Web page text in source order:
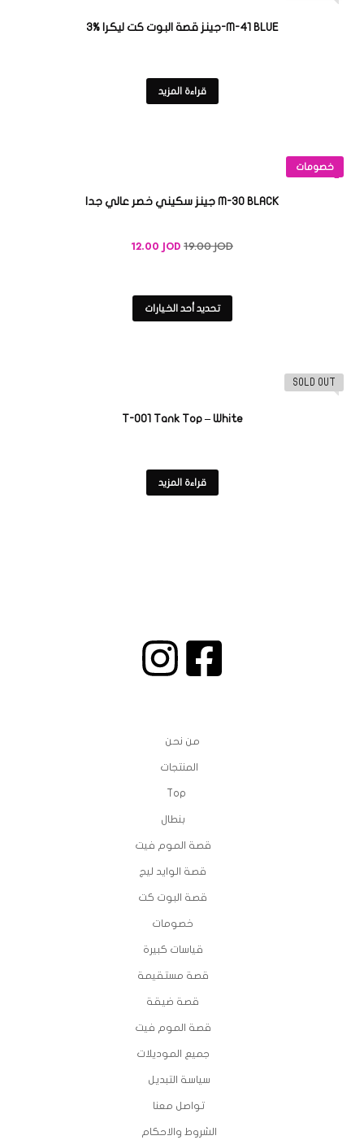
M-41 BLUE-جينز قصة البوت كت ليكرا %3
قراءة المزيد
خصومات
M-30 BLACK جينز سكيني خصر عالي جدا
19.00JOD
12.00 JOD
تحديد أحد الخيارات
SOLD OUT
T-001 Tank Top – White
قراءة المزيد
من نحن
المنتجات
Top
بنطال
قصة الموم فيت
قصة الوايد ليج
قصة البوت كت
خصومات
قياسات كبيرة
قصة مستقيمة
قصة ضيقة
قصة الموم فيت
جميع الموديلات
سياسة التبديل
تواصل معنا
الشروط والاحكام